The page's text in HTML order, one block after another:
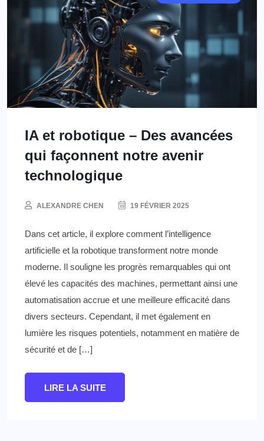
IA et robotique – Des avancées
qui façonnent notre avenir
technologique
ALEXANDRE CHEN 19 FÉVRIER 2025
Dans cet article, il explore comment l’intelligence
artificielle et la robotique transforment notre monde
moderne. Il souligne les progrès remarquables qui ont
élevé les capacités des machines, permettant ainsi une
automatisation accrue et une meilleure efficacité dans
divers secteurs. Cependant, il met également en
lumière les risques potentiels, notamment en matière de
sécurité et de […]
LIRE LA SUITE